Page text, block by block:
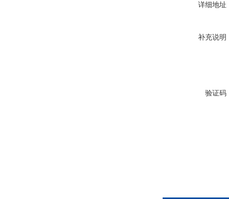
详细地址
补充说明
验证码